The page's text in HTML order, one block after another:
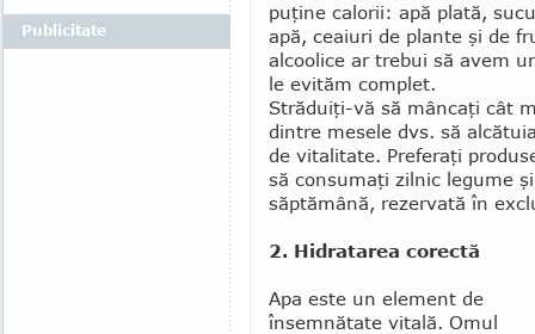
puţine calorii: apă plată,
apă, ceaiuri de plante şi de
alcoolice ar trebui să avem
le evităm complet.
Străduiţi-vă să mâncaţi cât
dintre mesele dvs. să
de vitali­tate. Preferaţi
să consumaţi zilnic legume
săptămână, rezervată în
2. Hidratarea corectă
Apa este un element de
însemnătate vitală. Omul
Publicitate